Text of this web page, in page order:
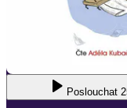
Poslouchat